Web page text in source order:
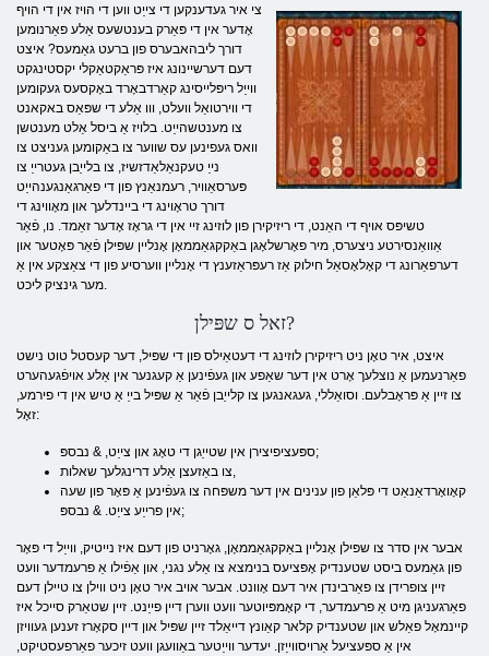
צי איר געדענקען די צייַט ווען די הויז אין די הויף
אָדער אין די פּאַרק בענטשעס אַלע פאַרנומען
דורך ליבהאבערס פון ברעט גאַמעס? איצט
דעם דערשיינונג איז פּראַקטאַקלי יקסטינגקט
ווייַל ריפּלייסינג קאַרדבאָרד באָקסעס געקומען
די ווירטואַל וועלט, ווו אַלע די שפּאַס באקאנט
צו מענטשהייַט. בלויז אַ ביסל אַלט מענטשן
וואס געפינען עס שווער צו באַקומען געניצט צו
נייַ טעקנאַלאַדזשיז, צו בלייַבן געטרייַ צו
פּערסאַוויר, רעמנאַנץ פון די פאַרגאַנגענהייַט
דורך טראָוינג די ביינדלעך און מאָווינג די
טשיפּס אויף די האַנט, די ריזיקירן פון לוזינג זיי אין די גראָז אָדער זאַמד. נו, פֿאַר
אַוואַנסירטע ניצערס, מיר פאָרשלאָגן באַקקגאַממאָן אָנליין שפּילן פֿאַר פּאָטער און
דערפאַרונג די קאָלאָסאַל חילוק אַז רעפּראַזענץ די אָנליין ווערסיע פון ​​די צאַצקע אין אַ
מער גינציק ליכט.
זאל ס שפּילן?
איצט, איר טאָן ניט ריזיקירן לוזינג די דעטאַילס פון די שפּיל, דער קעסטל טוט נישט
פאַרנעמען אַ נוצלעך אָרט אין דער שאַפע און געפֿינען אַ קעגנער אין אַלע אויפֿגעהערט
צו זיין אַ פּראָבלעם. וסואַללי, געגאנגען צו קלייַבן פֿאַר אַ שפּיל בייַ אַ טיש אין די פירמע,
זאָל:
ספּעציפיצירן אין שטייַגן די טאָג און צייַט, & נבספּ;
צו באַזעצן אַלע דרינגלעך שאלות,
קאָואָרדאַנאַט די פּלאַן פון ענינים אין דער משפּחה צו געפֿינען אַ פּאָר פון שעה
אין פרייַע צייַט. & נבספּ;
אבער אין סדר צו שפּילן אָנליין באַקקגאַממאָן, גאָרניט פון דעם איז נייטיק, ווייַל די פּאָר
פון גאַמעס ביסט שטענדיק אָפּציעס בנימצא צו אַלע נגני, און אַפֿילו אַ פרעמדער וועט
זיין צופרידן צו פאַרבינדן איר דעם אָוונט. אבער אויב איר טאָן ניט ווילן צו טיילן דעם
פאַרגעניגן מיט אַ פרעמדער, די קאָמפּיוטער וועט ווערן דיין פייַנט. זיין שטאַרק סייכל איז
קיינמאָל פאַלש און שטענדיק קלאר קאַונץ דייאַלד זיין שפּיל און דיין סקאָרז זענען געוויזן
אין אַ ספּעציעל אַרויסווייַזן. יעדער ווייַטער באַוועגן וועט זיכער פאַרפעסטיקט,